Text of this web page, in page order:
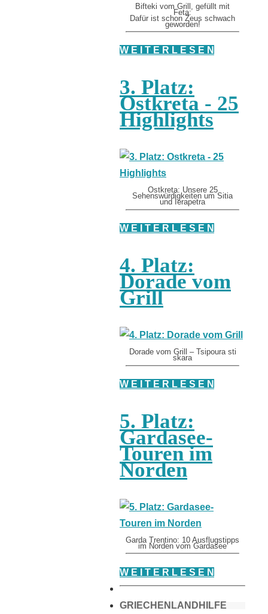
Bifteki vom Grill, gefüllt mit
Feta:
Dafür ist schon Zeus schwach
geworden!
W E I T E R L E S E N
3. Platz:
Ostkreta - 25
Highlights
Ostkreta: Unsere 25
Sehenswürdigkeiten um Sitia
und Ierapetra
W E I T E R L E S E N
4. Platz:
Dorade vom
Grill
Dorade vom Grill – Tsipoura sti
skara
W E I T E R L E S E N
5. Platz:
Gardasee-
Touren im
Norden
Garda Trentino: 10 Ausflugstipps
im Norden vom Gardasee
W E I T E R L E S E N
GRIECHENLANDHILFE